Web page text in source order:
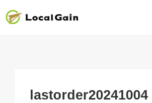
lastorder20241004